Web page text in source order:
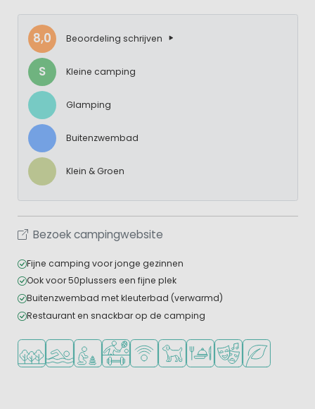
8,0 Beoordeling schrijven
S Kleine camping
Glamping
Buitenzwembad
Klein & Groen
Bezoek campingwebsite
Fijne camping voor jonge gezinnen
Ook voor 50plussers een fijne plek
Buitenzwembad met kleuterbad (verwarmd)
Restaurant en snackbar op de camping
Ligt in een bosrijke omgeving
Openlucht zwembad
Aanbevolen voor jonge kinderen
Veel mogelijkheden om te sporten
WiFi beschikbaar
Huisdieren toegestaan
Restaurant of pizzeria
Groene ligging